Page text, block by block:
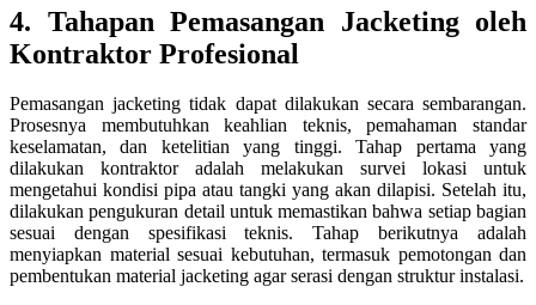
4. Tahapan Pemasangan Jacketing oleh
Kontraktor Profesional
Pemasangan jacketing tidak dapat dilakukan secara sembarangan.
Prosesnya membutuhkan keahlian teknis, pemahaman standar
keselamatan, dan ketelitian yang tinggi. Tahap pertama yang
dilakukan kontraktor adalah melakukan survei lokasi untuk
mengetahui kondisi pipa atau tangki yang akan dilapisi. Setelah itu,
dilakukan pengukuran detail untuk memastikan bahwa setiap bagian
sesuai dengan spesifikasi teknis. Tahap berikutnya adalah
menyiapkan material sesuai kebutuhan, termasuk pemotongan dan
pembentukan material jacketing agar serasi dengan struktur instalasi.